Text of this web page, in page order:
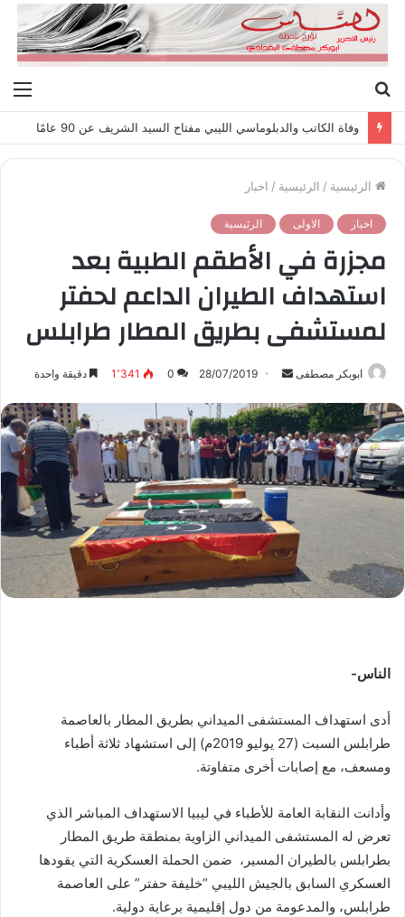
عن
وفاة الكاتب والدبلوماسي الليبي مفتاح السيد الشريف عن 90 عامًا
الرئيسية / الرئيسية / اخبار
اخبار الاولى الرئيسية
مجزرة في الأطقم الطبية بعد
استهداف الطيران الداعم لحفتر
لمستشفى بطريق المطار طرابلس
ابوبكر مصطفى
س
ل
ب
ر
ي
د
ا
إ
ل
ي
ا
28/07/2019
0 1٬341 دقيقة واحدة
الناس-
أدى استهداف المستشفى الميداني بطريق المطار بالعاصمة
طرابلس السبت (27 يوليو 2019م) إلى استشهاد ثلاثة أطباء
ومسعف، مع إصابات أخرى متفاوتة.
وأدانت النقابة العامة للأطباء في ليبيا الاستهداف المباشر الذي
تعرض له المستشفى الميداني الزاوية بمنطقة طريق المطار
بطرابلس بالطيران المسير، ضمن الحملة العسكرية التي يقودها
العسكري السابق بالجيش الليبي “خليفة حفتر” على العاصمة
طرابلس، والمدعومة من دول إقليمية برعاية دولية.